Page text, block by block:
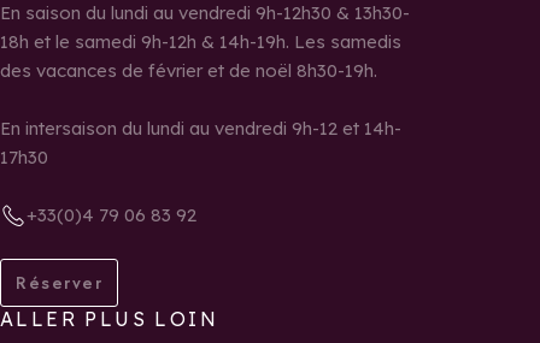
En saison du lundi au vendredi 9h-12h30 & 13h30-
18h et le samedi 9h-12h & 14h-19h. Les samedis
des vacances de février et de noël 8h30-19h.
En intersaison du lundi au vendredi 9h-12 et 14h-
17h30
+33(0)4 79 06 83 92
Réserver
ALLER PLUS LOIN